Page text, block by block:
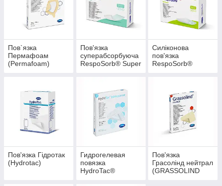
Пов`язка
Пермафоам
(Permafoam)
Пов'язка
суперабсорбуюча
RespoSorb® Super
Силіконова
пов'язка
RespoSorb®
Пов'язка Гідротак
(Hydrotac)
Гидрогелевая
повязка
HydroTac®
Пов'язка
Грасолінд нейтрал
(GRASSOLIND